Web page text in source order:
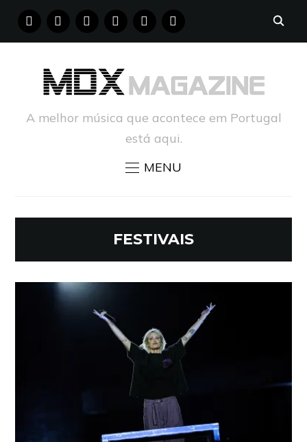
FACEBOOKINSTAGRAM
YOUTUBE PINTERESTTUMBLR
A melhor música que acontece em Portugal
está aqui.
MENU
FESTIVAIS